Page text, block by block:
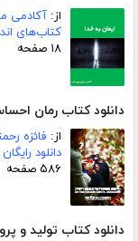
از: آکادمی
کتاب‌های
۱۸ صفحه
دانلود کتاب رمان
از: فائزه
دانلود
۵۸۶ صفحه
دانلود کتاب تولید و